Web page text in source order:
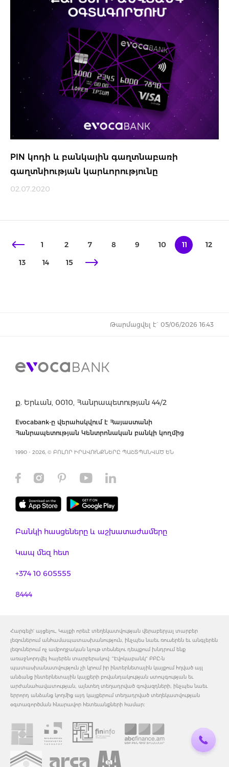
PIN կոդի և բանկային գաղտնաբառի
գաղտնիության կարևորությունը
02.07.2020
1 2 7 8 9 10 11
12
13
14 15
Թարմացվել է` 05/06/2026 16:43
ք. Երևան, 0010, Հանրապետության 44/2
Evocabank-ը վերահսկվում է Հայաստանի
Հանրապետության Կենտրոնական բանկի կողմից
1990 - 2026, © ԲՈԼՈՐ ԻՐԱՎՈՒՆՔՆԵՐԸ ՊԱՇՏՊԱՆՎԱԾ ԵՆ
Բանկի հասցեները և աշխատաժամերը
Կապ մեզ հետ
+374 10 605555
8444
Հարգելի' այցելու, Կայքի որեւէ տեղեկատվության վերաբերյալ տարբեր
լեզուներում անհամապատասխանություն, ինչպես նաեւ ռուսերեն եւ անգլերեն
լեզուներում ոչ ամբողջական նյութ տեսնելու դեպքում խնդրում ենք
առաջնորդվել հայերեն տարբերակով: "Էվոկաբանկ" ԲԲԸ-ն
պատասխանատվություն չի կրում իր ինտերնետային կայքում հղված այլ
անձանց ինտերնետային կայքերի բովանդակության ստույգության եւ
արժանահավատության, այնտեղ տեղադրված գովազդների, ինչպես նաեւ
երրորդ անձանց կողմից այդ կայքերում տեղադրված տեղեկատվության
օգտագործման հնարավոր հետեւանքների համար: